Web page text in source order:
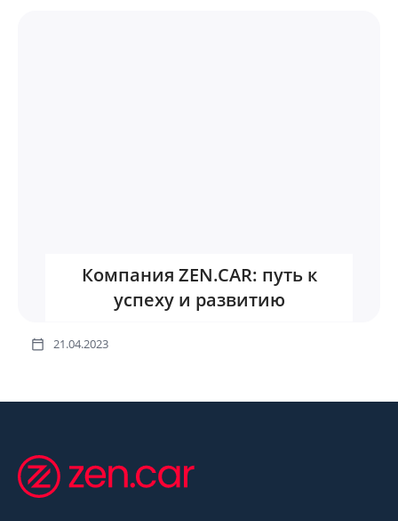
Компания ZEN.CAR: путь к
успеху и развитию
21.04.2023